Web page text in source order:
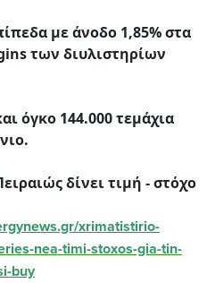
με άνοδο 1,85% στα
των διυλιστηρίων
όγκο 144.000 τεμάχια
δίνει τιμή - στόχο
xrimatistirio-
nea-timi-stoxos-gia-tin-
buy